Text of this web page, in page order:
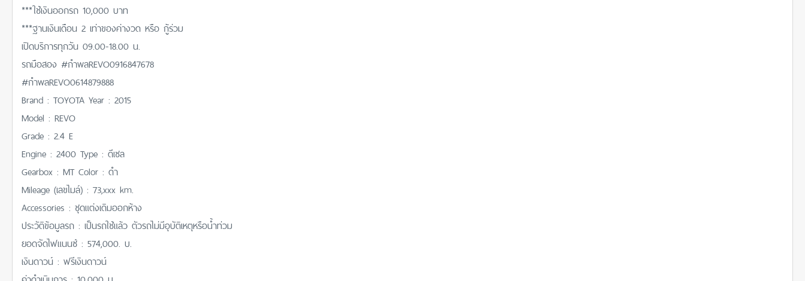
***ใช้เงินออกรถ 10,000 บาท
***ฐานเงินเดือน 2 เท่าของค่างวด หรือ กู้ร่วม
เปิดบริการทุกวัน 09.00-18.00 น.
รถมือสอง #กำพลREVO0916847678
#กำพลREVO0614879888
Brand : TOYOTA Year : 2015
Model : REVO
Grade : 2.4 E
Engine : 2400 Type : ดีเซล
Gearbox : MT Color : ดำ
Mileage (เลขไมล์) : 73,xxx km.
Accessories : ชุดแต่งเดิมออกห้าง
ประวัติข้อมูลรถ : เป็นรถใช้แล้ว ตัวรถไม่มีอุบัติเหตุหรือน้ำท่วม
ยอดจัดไฟแนนซ์ : 574,000. บ.
เงินดาวน์ : ฟรีเงินดาวน์